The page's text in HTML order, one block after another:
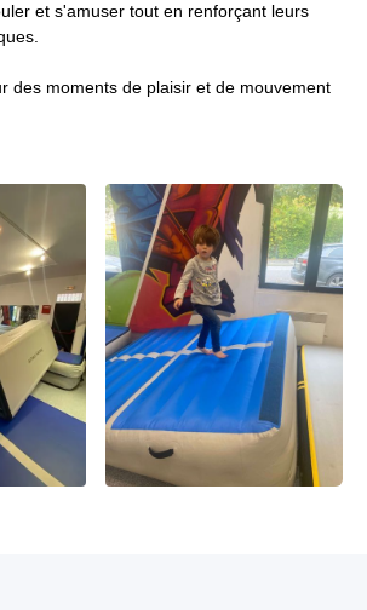
et s'amuser tout en renforçant leurs
des moments de plaisir et de mouvement